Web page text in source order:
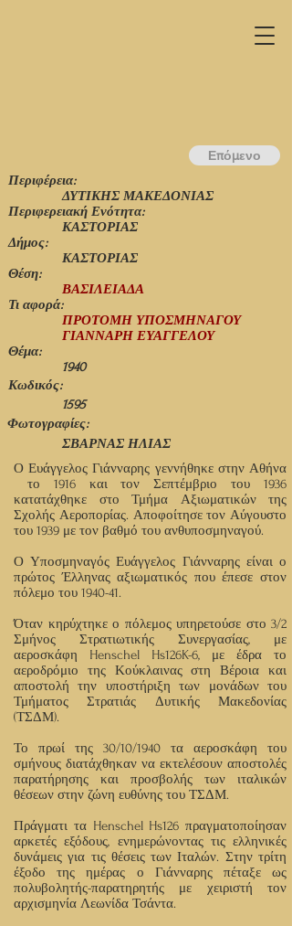
Περιφέρεια:
Ο Ευάγγελος Γιάνναρης γεννήθηκε στην Αθήνα
το 1916 και τον Σεπτέμβριο του 1936
κατατάχθηκε στο Τμήμα Αξιωματικών της
Σχολής Αεροπορίας. Αποφοίτησε τον Αύγουστο
του 1939 με τον βαθμό του ανθυποσμηναγού.
Ο Υποσμηναγός Ευάγγελος Γιάνναρης είναι ο
πρώτος Έλληνας αξιωματικός που έπεσε στον
πόλεμο του 1940-41.
Όταν κηρύχτηκε ο πόλεμος υπηρετούσε στο 3/2
Σμήνος Στρατιωτικής Συνεργασίας, με
αεροσκάφη Henschel Hs126K-6, με έδρα το
αεροδρόμιο της Κούκλαινας στη Βέροια και
αποστολή την υποστήριξη των μονάδων του
Τμήματος Στρατιάς Δυτικής Μακεδονίας
(ΤΣΔΜ).
Το πρωί της 30/10/1940 τα αεροσκάφη του
σμήνους διατάχθηκαν να εκτελέσουν αποστολές
παρατήρησης και προσβολής των ιταλικών
θέσεων στην ζώνη ευθύνης του ΤΣΔΜ.
Πράγματι τα Henschel Hs126 πραγματοποίησαν
αρκετές εξόδους, ενημερώνοντας τις ελληνικές
δυνάμεις για τις θέσεις των Ιταλών. Στην τρίτη
έξοδο της ημέρας ο Γιάνναρης πέταξε ως
πολυβολητής-παρατηρητής με χειριστή τον
αρχισμηνία Λεωνίδα Τσάντα.
ΚΑΣΤΟΡΙΑΣ
ΔΥΤΙΚΗΣ ΜΑΚΕΔΟΝΙΑΣ
Περιφερειακή Ενότητα:
ΚΑΣΤΟΡΙΑΣ
Δήμος:
Θέση:
ΒΑΣΙΛΕΙΑΔΑ
Τι αφορά:
ΠΡΟΤΟΜΗ ΥΠΟΣΜΗΝΑΓΟΥ
ΓΙΑΝΝΑΡΗ ΕΥΑΓΓΕΛΟΥ
Θέμα:
1940
Φωτογραφίες:
ΣΒΑΡΝΑΣ ΗΛΙΑΣ
Κωδικός:
1595
Επόμενο